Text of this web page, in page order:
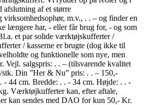
afslutning af et større
virksomhedsophør, m.v., . . – og finder en
længere har, - eller får brug for, - og som
et par solide værktøjskufferter /
/ kasserne er brugte (dog ikke til
og funktionelle som nye, men
Vejl. salgspris: . . – (tilsvarende kvalitet
stk. Din ”Her & Nu” pris: . . – 150,-
44 cm. Bredde: . . - 34 cm. Højde: . . -
Værktøjkufferter kan, efter aftale,
kan sendes med DAO for kun 50,- Kr.